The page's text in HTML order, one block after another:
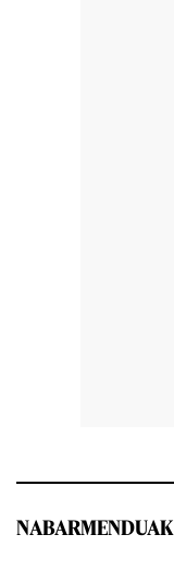
NABARMENDUAK